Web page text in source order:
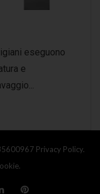
eseguono
e
Privacy Policy.